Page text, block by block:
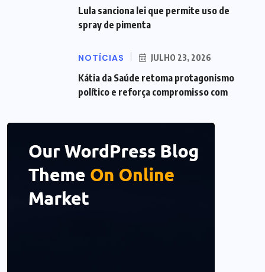
Lula sanciona lei que permite uso de
spray de pimenta
NOTÍCIAS JULHO 23, 2026
Kátia da Saúde retoma protagonismo
político e reforça compromisso com